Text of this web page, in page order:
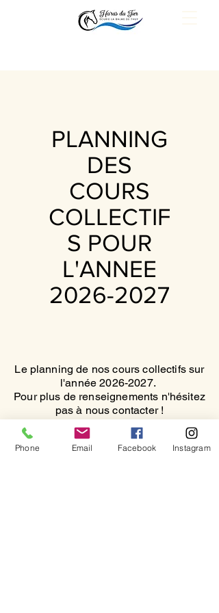
PLANNING
DES
COURS
COLLECTIF
S POUR
L'ANNEE
2026-2027
Le planning de nos cours collectifs sur
l'année2026-2027.
Pour plus de renseignements n'hésitez
pas à nous contacter !
Phone Email Facebook Instagram